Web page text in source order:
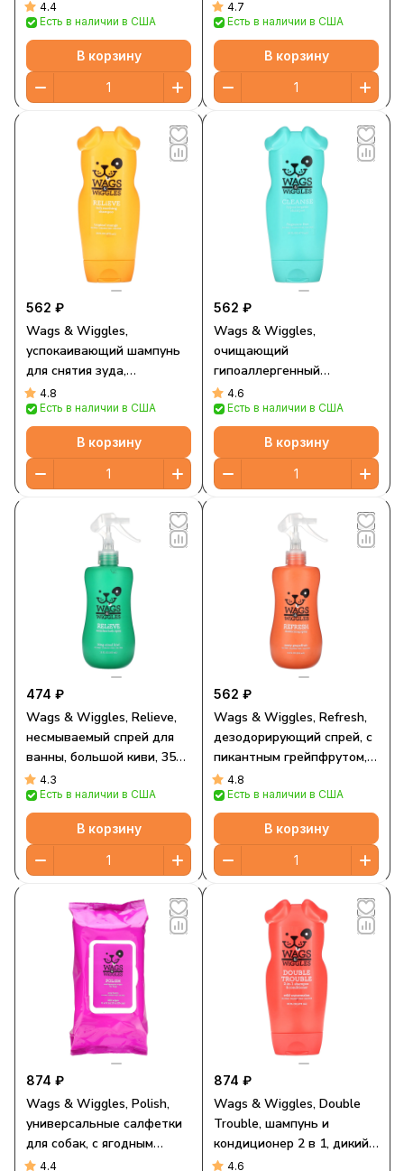
салфетки, для собак,
тропический спрей, 100
шт.
4.4
Есть в наличии в США
В корзину
ваниль, 473 мл (16 жидк.
унций)
4.7
Есть в наличии в США
В корзину
562 ₽
Wags & Wiggles,
успокаивающий шампунь
для снятия зуда,
тропическое манго, 473 мл
(16 жидк. унций)
4.8
Есть в наличии в США
В корзину
562 ₽
Wags & Wiggles,
очищающий
гипоаллергенный
шампунь, без отдушки, 473
мл (16 жидк. унций)
4.6
Есть в наличии в США
В корзину
474 ₽
Wags & Wiggles, Relieve,
несмываемый спрей для
ванны, большой киви, 355
мл (12 жидк. унций)
4.3
Есть в наличии в США
В корзину
562 ₽
Wags & Wiggles, Refresh,
дезодорирующий спрей, с
пикантным грейпфрутом,
355 мл (12 жидк. унций)
4.8
Есть в наличии в США
В корзину
874 ₽
Wags & Wiggles, Polish,
универсальные салфетки
для собак, с ягодным
вкусом, 100 шт.
4.4
874 ₽
Wags & Wiggles, Double
Trouble, шампунь и
кондиционер 2 в 1, дикий
арбуз, 473 мл (16 жидк.
4.6